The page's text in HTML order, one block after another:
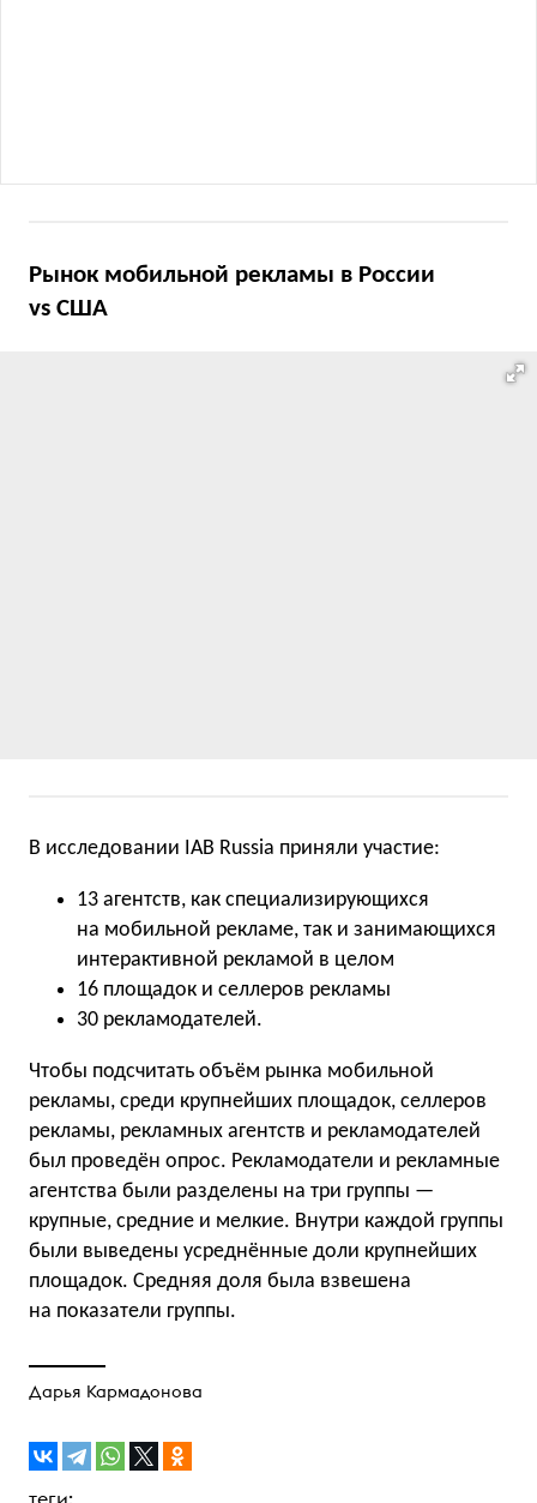
Рынок мобильной рекламы в России
vs США
В исследовании IAB Russia приняли участие:
13 агентств, как специализирующихся
на мобильной рекламе, так и занимающихся
интерактивной рекламой в целом
16 площадок и селлеров рекламы
30 рекламодателей.
Чтобы подсчитать объём рынка мобильной
рекламы, среди крупнейших площадок, селлеров
рекламы, рекламных агентств и рекламодателей
был проведён опрос. Рекламодатели и рекламные
агентства были разделены на три группы —
крупные, средние и мелкие. Внутри каждой группы
были выведены усреднённые доли крупнейших
площадок. Средняя доля была взвешена
на показатели группы.
Дарья Кармадонова